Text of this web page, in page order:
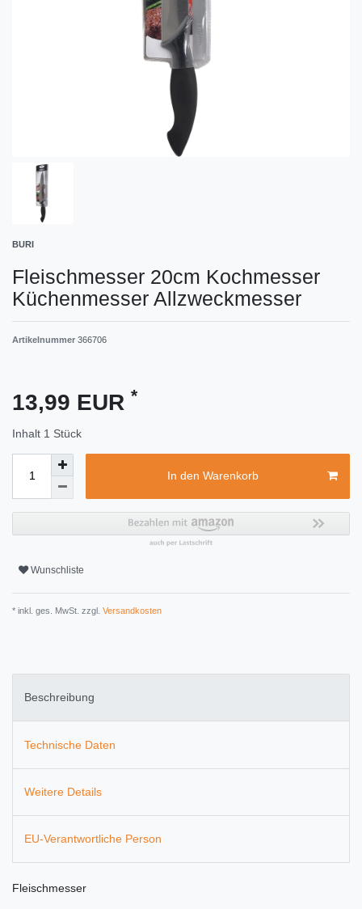
BURI
Fleischmesser 20cm Kochmesser
Küchenmesser Allzweckmesser
Artikelnummer 366706
13,99 EUR *
Inhalt 1 Stück
In den Warenkorb
Wunschliste
* inkl. ges. MwSt. zzgl. Versandkosten
Beschreibung
Technische Daten
Weitere Details
EU-Verantwortliche Person
Fleischmesser